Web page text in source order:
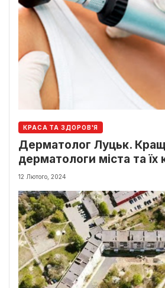
КРАСА ТА ЗДОРОВ'Я
Дерматолог Луцьк.
дерматологи міста та їх
12 Лютого, 2024